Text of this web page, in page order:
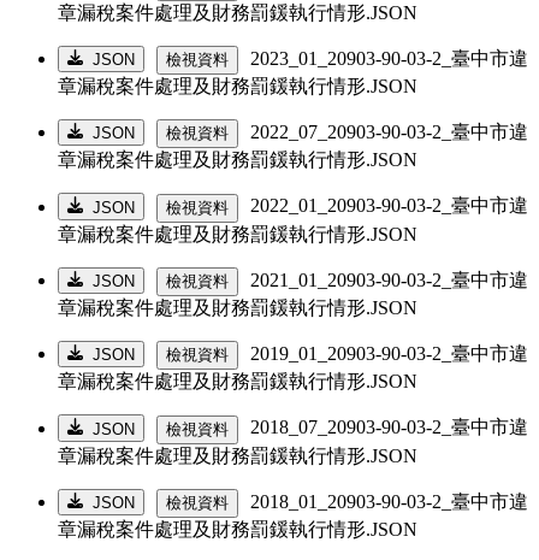
章漏稅案件處理及財務罰鍰執行情形.JSON
JSON 檢視資料
2023_01_20903-90-03-2_臺中市違
章漏稅案件處理及財務罰鍰執行情形.JSON
JSON 檢視資料
2022_07_20903-90-03-2_臺中市違
章漏稅案件處理及財務罰鍰執行情形.JSON
JSON 檢視資料
2022_01_20903-90-03-2_臺中市違
章漏稅案件處理及財務罰鍰執行情形.JSON
JSON 檢視資料
2021_01_20903-90-03-2_臺中市違
章漏稅案件處理及財務罰鍰執行情形.JSON
JSON 檢視資料
2019_01_20903-90-03-2_臺中市違
章漏稅案件處理及財務罰鍰執行情形.JSON
JSON 檢視資料
2018_07_20903-90-03-2_臺中市違
章漏稅案件處理及財務罰鍰執行情形.JSON
JSON 檢視資料
2018_01_20903-90-03-2_臺中市違
章漏稅案件處理及財務罰鍰執行情形.JSON